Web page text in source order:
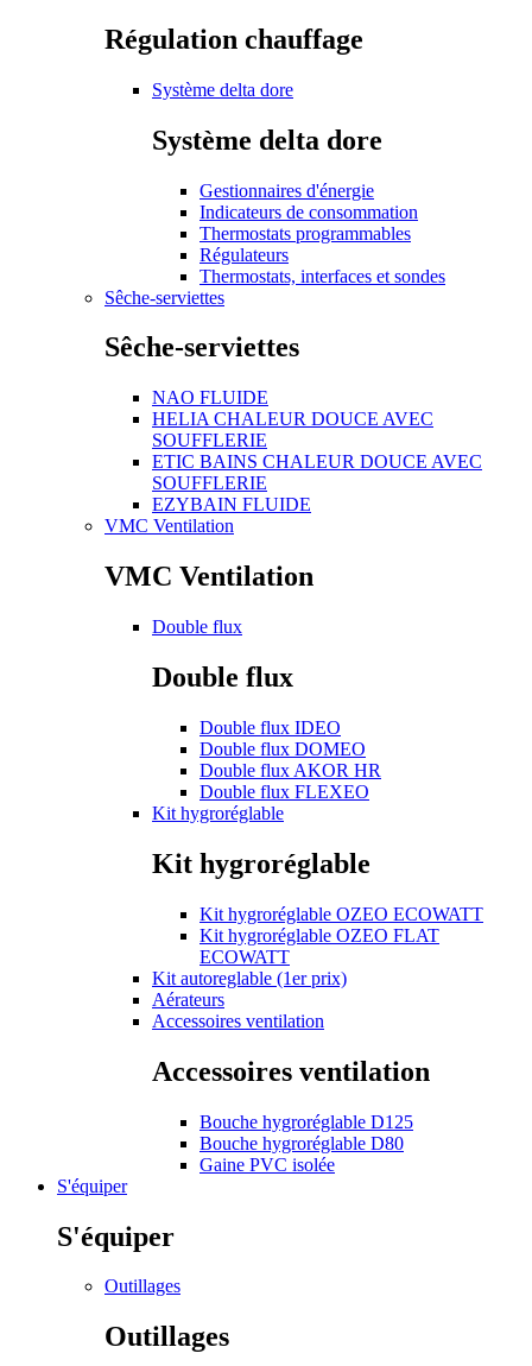
Régulation chauffage
Système delta dore
Système delta dore
Gestionnaires d'énergie
Indicateurs de consommation
Thermostats programmables
Régulateurs
Thermostats, interfaces et sondes
Sêche-serviettes
Sêche-serviettes
NAO FLUIDE
HELIA CHALEUR DOUCE AVEC
SOUFFLERIE
ETIC BAINS CHALEUR DOUCE AVEC
SOUFFLERIE
EZYBAIN FLUIDE
VMC Ventilation
VMC Ventilation
Double flux
Double flux
Double flux IDEO
Double flux DOMEO
Double flux AKOR HR
Double flux FLEXEO
Kit hygroréglable
Kit hygroréglable
Kit hygroréglable OZEO ECOWATT
Kit hygroréglable OZEO FLAT
ECOWATT
Kit autoreglable (1er prix)
Aérateurs
Accessoires ventilation
Accessoires ventilation
Bouche hygroréglable D125
Bouche hygroréglable D80
Gaine PVC isolée
S'équiper
S'équiper
Outillages
Outillages